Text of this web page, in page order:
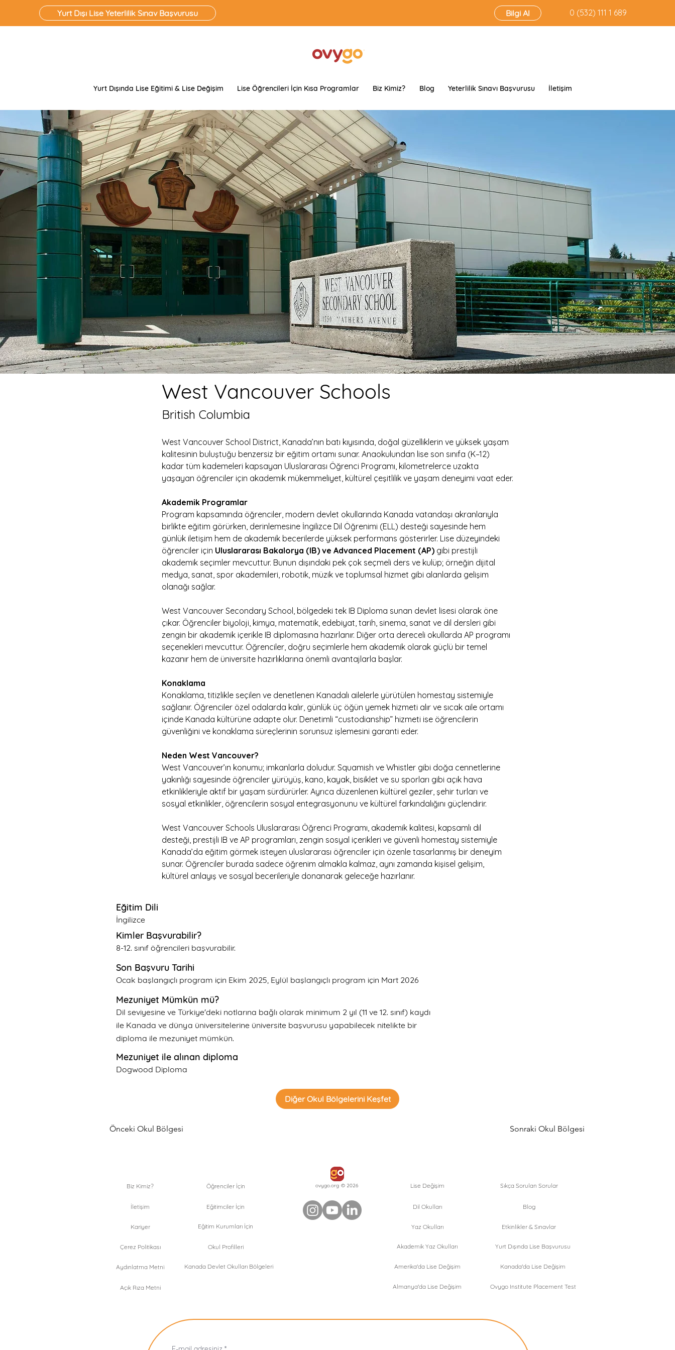
Yurt Dışı Lise Yeterlilik Sınav Başvurusu Bilgi Al ‭0 (532) 111 1 689‬
Yurt Dışında Lise Eğitimi & Lise Değişim Lise Öğrencileri İçin Kısa Programlar Biz Kimiz? Blog Yeterlilik Sınavı Başvurusu İletişim
West Vancouver Schools
British Columbia
West Vancouver School District, Kanada’nın batı kıyısında, doğal güzelliklerin ve yüksek yaşam
kalitesinin buluştuğu benzersiz bir eğitim ortamı sunar. Anaokulundan lise son sınıfa (K–12)
kadar tüm kademeleri kapsayan Uluslararası Öğrenci Programı, kilometrelerce uzakta
yaşayan öğrenciler için akademik mükemmeliyet, kültürel çeşitlilik ve yaşam deneyimi vaat eder.
Akademik Programlar
Program kapsamında öğrenciler, modern devlet okullarında Kanada vatandaşı akranlarıyla
birlikte eğitim görürken, derinlemesine İngilizce Dil Öğrenimi (ELL) desteği sayesinde hem
günlük iletişim hem de akademik becerilerde yüksek performans gösterirler. Lise düzeyindeki
öğrenciler için Uluslararası Bakalorya (IB) ve Advanced Placement (AP) gibi prestijli
akademik seçimler mevcuttur. Bunun dışındaki pek çok seçmeli ders ve kulüp; örneğin dijital
medya, sanat, spor akademileri, robotik, müzik ve toplumsal hizmet gibi alanlarda gelişim
olanağı sağlar.
West Vancouver Secondary School, bölgedeki tek IB Diploma sunan devlet lisesi olarak öne
çıkar. Öğrenciler biyoloji, kimya, matematik, edebiyat, tarih, sinema, sanat ve dil dersleri gibi
zengin bir akademik içerikle IB diplomasına hazırlanır. Diğer orta dereceli okullarda AP programı
seçenekleri mevcuttur. Öğrenciler, doğru seçimlerle hem akademik olarak güçlü bir temel
kazanır hem de üniversite hazırlıklarına önemli avantajlarla başlar.
Konaklama
Konaklama, titizlikle seçilen ve denetlenen Kanadalı ailelerle yürütülen homestay sistemiyle
sağlanır. Öğrenciler özel odalarda kalır, günlük üç öğün yemek hizmeti alır ve sıcak aile ortamı
içinde Kanada kültürüne adapte olur. Denetimli “custodianship” hizmeti ise öğrencilerin
güvenliğini ve konaklama süreçlerinin sorunsuz işlemesini garanti eder.
Neden West Vancouver?
West Vancouver’ın konumu; imkanlarla doludur. Squamish ve Whistler gibi doğa cennetlerine
yakınlığı sayesinde öğrenciler yürüyüş, kano, kayak, bisiklet ve su sporları gibi açık hava
etkinlikleriyle aktif bir yaşam sürdürürler. Ayrıca düzenlenen kültürel geziler, şehir turları ve
sosyal etkinlikler, öğrencilerin sosyal entegrasyonunu ve kültürel farkındalığını güçlendirir.
West Vancouver Schools Uluslararası Öğrenci Programı, akademik kalitesi, kapsamlı dil
desteği, prestijli IB ve AP programları, zengin sosyal içerikleri ve güvenli homestay sistemiyle
Kanada’da eğitim görmek isteyen uluslararası öğrenciler için özenle tasarlanmış bir deneyim
sunar. Öğrenciler burada sadece öğrenim almakla kalmaz, aynı zamanda kişisel gelişim,
kültürel anlayış ve sosyal becerileriyle donanarak geleceğe hazırlanır.
Eğitim Dili
İngilizce
Kimler Başvurabilir?
8-12. sınıf öğrencileri başvurabilir.
Son Başvuru Tarihi
Ocak başlangıçlı program için Ekim 2025, Eylül başlangıçlı program için Mart 2026
Mezuniyet Mümkün mü?
Dil seviyesine ve Türkiye'deki notlarına bağlı olarak minimum 2 yıl (11 ve 12. sınıf) kaydı
ile Kanada ve dünya üniversitelerine üniversite başvurusu yapabilecek nitelikte bir
diploma ile mezuniyet mümkün.
Mezuniyet ile alınan diploma
Dogwood Diploma
Diğer Okul Bölgelerini Keşfet
Önceki Okul Bölgesi Sonraki Okul Bölgesi
Biz Kimiz? Öğrenciler İçin Lise Değişim
ovygo.org © 2026
İletişim
Kariyer
Eğitimciler İçin
Eğitim Kurumları İçin
Çerez Politikası
Aydınlatma Metni
Okul Profilleri
Kanada Devlet Okulları Bölgeleri
Açık Rıza Metni
Dil Okulları
Yaz Okulları
Akademik Yaz Okulları
Amerika'da Lise Değişim
Almanya'da Lise Değişim
Sıkça Sorulan Sorular
Blog
Etkinlikler & Sınavlar
Yurt Dışında Lise Başvurusu
Kanada'da Lise Değişim
Ovygo Institute Placement Test